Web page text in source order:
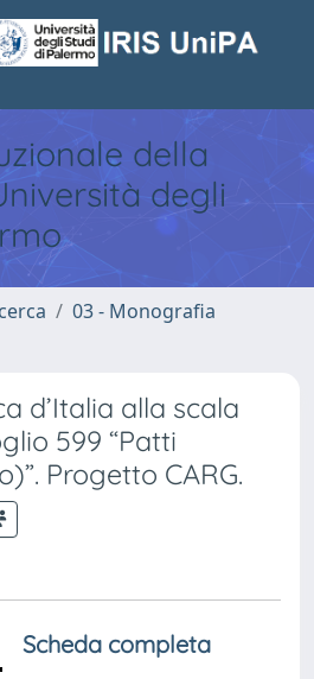
della
degli
03 - Monografia
d’Italia alla scala
599 “Patti
Progetto CARG.
Scheda completa